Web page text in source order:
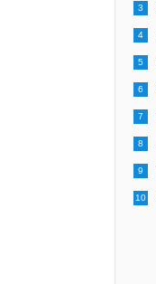
3
4
5
6
7
8
9
10